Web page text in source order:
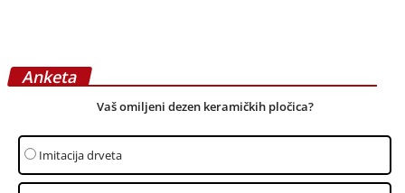
Zlatna pravila održavanja tepiha
jun 27, 2017
projekat: Milica Prlainović – Kako stvoriti
funkcionalan i prijatan dom na...